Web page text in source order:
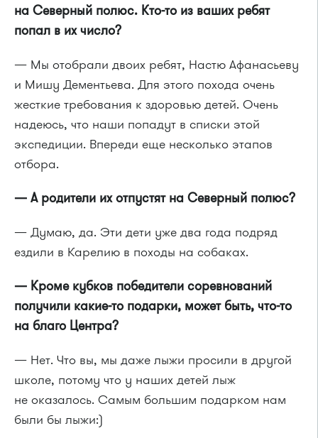
на Северный полюс. Кто-то из ваших ребят
попал в их число?
— Мы отобрали двоих ребят, Настю Афанасьеву
и Мишу Дементьева. Для этого похода очень
жесткие требования к здоровью детей. Очень
надеюсь, что наши попадут в списки этой
экспедиции. Впереди еще несколько этапов
отбора.
— А родители их отпустят на Северный полюс?
— Думаю, да. Эти дети уже два года подряд
ездили в Карелию в походы на собаках.
— Кроме кубков победители соревнований
получили какие-то подарки, может быть, что-то
на благо Центра?
— Нет. Что вы, мы даже лыжи просили в другой
школе, потому что у наших детей лыж
не оказалось. Самым большим подарком нам
были бы лыжи:)